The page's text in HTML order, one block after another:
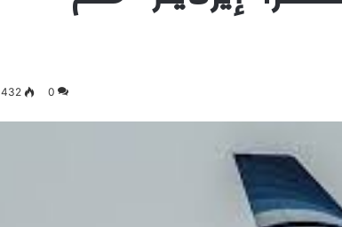
0
432